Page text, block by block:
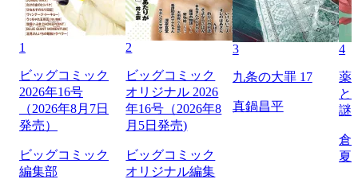
1
ビッグコミック
2026年16号
（2026年8月7日
発売）
ビッグコミック
編集部
2
ビッグコミック
オリジナル 2026
年16号（2026年8
月5日発売)
ビッグコミック
オリジナル編集
3
九条の大罪 17
真鍋昌平
4
薬
と
謎
倉
夏